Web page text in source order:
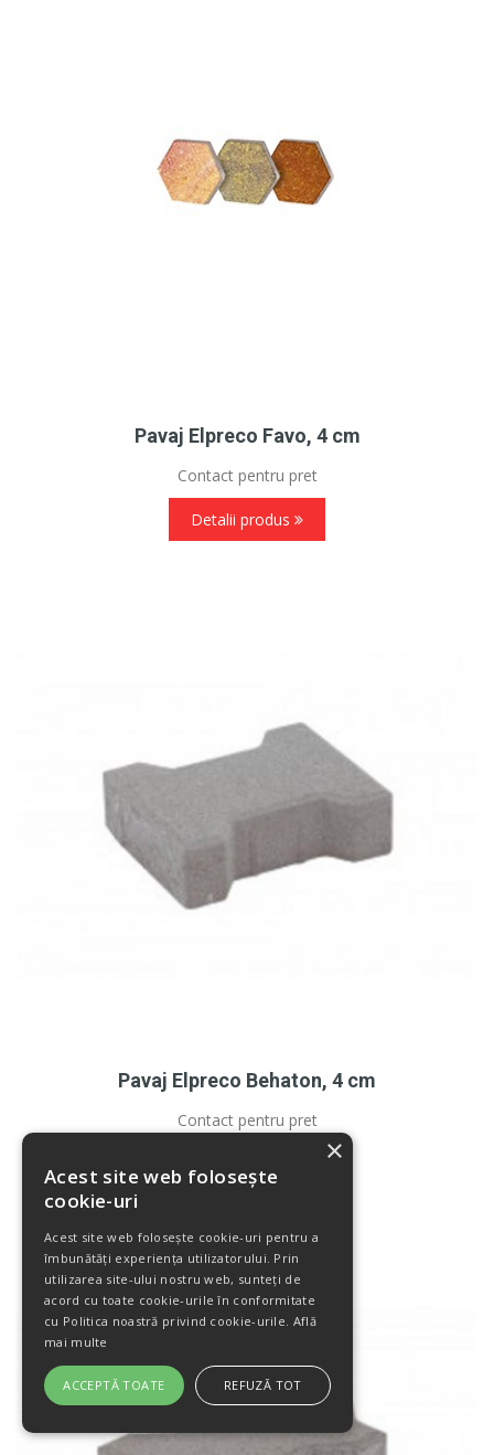
Pavaj Elpreco Favo, 4 cm
Contact pentru pret
Detalii produs
Pavaj Elpreco Behaton, 4 cm
Contact pentru pret
×
Acest site web folosește
cookie-uri
Acest site web folosește cookie-uri pentru a
îmbunătăți experiența utilizatorului. Prin
utilizarea site-ului nostru web, sunteți de
acord cu toate cookie-urile în conformitate
cu Politica noastră privind cookie-urile. Află
mai multe
ACCEPTĂ TOATE REFUZĂ TOT